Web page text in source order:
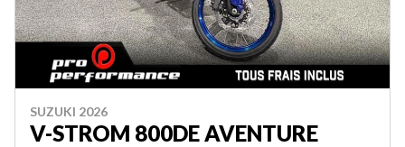
SUZUKI 2026
V-STROM 800DE AVENTURE